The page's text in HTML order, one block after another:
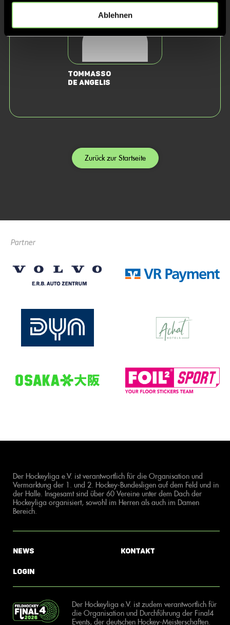
Ablehnen
Tommasso
de Angelis
Zurück zur Startseite
Partner
Der Hockeyliga e.V. ist verantwortlich für die Organisation und
Vermarktung der 1. und 2. Hockey-Bundesligen auf dem Feld und in
der Halle. Insgesamt sind über 60 Vereine unter dem Dach der
Hockeyliga organisiert, sowohl im Herren als auch im Damen
Bereich.
News
Login
Kontakt
Der Hockeyliga e.V. ist zudem verantwortlich für
die Organisation und Durchführung der Final4
Events, der deutschen Hockey-Meisterschaften.